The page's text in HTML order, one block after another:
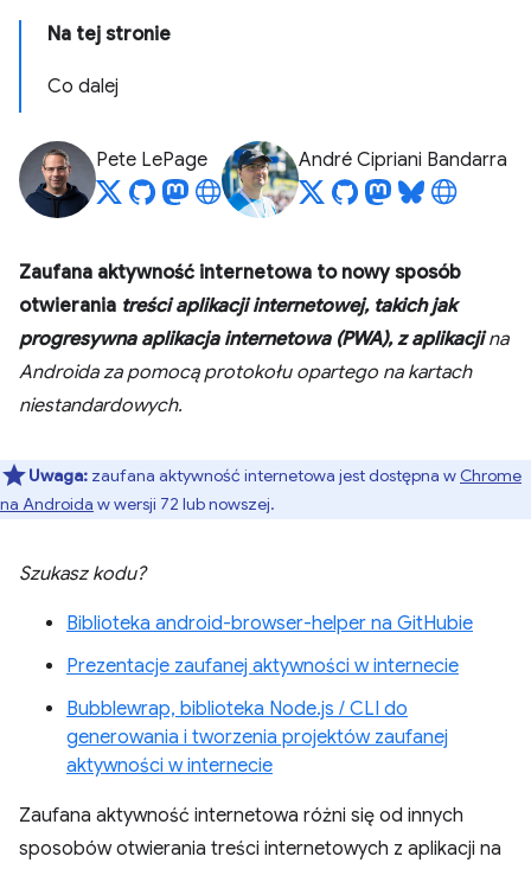
Na tej stronie
Co dalej
Pete LePage André Cipriani Bandarra
Zaufana aktywność internetowa to nowy sposób
otwierania treści aplikacji internetowej, takich jak
progresywna aplikacja internetowa (PWA), zaplikacjina
Androida za pomocą protokołu opartego na kartach
niestandardowych.
Uwaga: zaufana aktywność internetowa jest dostępna w Chrome
na Androida w wersji 72 lub nowszej.
Szukasz kodu?
Biblioteka android-browser-helper na GitHubie
Prezentacje zaufanej aktywności w internecie
Bubblewrap, biblioteka Node.js / CLI do
generowania i tworzenia projektów zaufanej
aktywności w internecie
Zaufana aktywność internetowa różni się od innych
sposobów otwierania treści internetowych z aplikacji na